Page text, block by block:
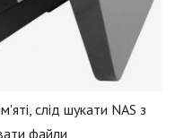
слід шукати NAS з
файли